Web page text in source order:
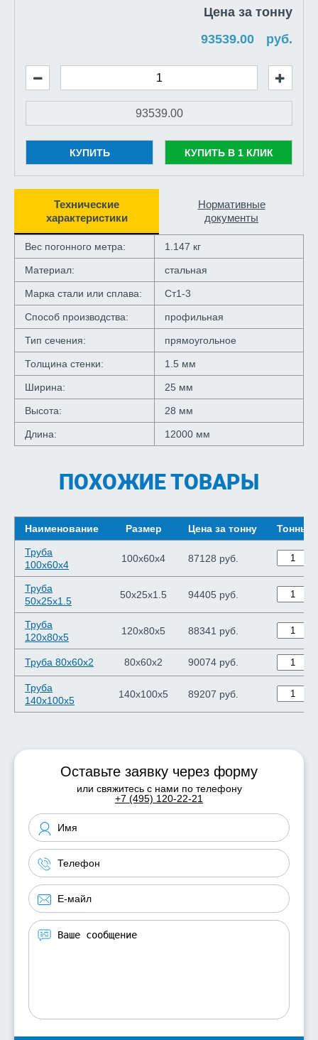
Цена за тонну
руб.
КУПИТЬ КУПИТЬ В 1 КЛИК
Технические
характеристики
Нормативные
документы
Вес погонного метра: 1.147 кг
Материал: стальная
Марка стали или сплава: Ст1-3
Способ производства: профильная
Тип сечения: прямоугольное
Толщина стенки: 1.5 мм
Ширина: 25 мм
Высота: 28 мм
Длина: 12000 мм
ПОХОЖИЕ ТОВАРЫ
Наименование Размер Цена за тонну Тонны
Труба
100х60х4
100х60х4 87128 руб.
Труба
50х25х1.5
50х25х1.5 94405 руб.
Труба
120х80х5
120х80х5 88341 руб.
Труба 80х60х2 80х60х2 90074 руб.
Труба
140х100х5
140х100х5 89207 руб.
Оставьте заявку через форму
или свяжитесь с нами по телефону
+7 (495) 120-22-21